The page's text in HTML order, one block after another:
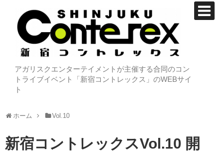
アガリスクエンターテイメントが主催する合同のコン
トライブイベント「新宿コントレックス」のWEBサイ
ト
ホーム Vol.10
新宿コントレックスVol.10 開